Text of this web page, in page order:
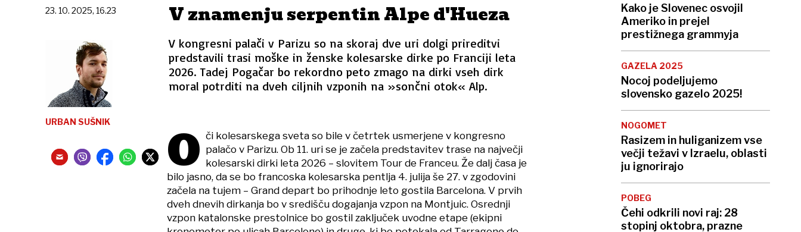
V znamenju serpentin Alpe d'Hueza
V kongresni palači v Parizu so na skoraj dve uri dolgi prireditvi
predstavili trasi moške in ženske kolesarske dirke po Franciji leta
2026. Tadej Pogačar bo rekordno peto zmago na dirki vseh dirk
moral potrditi na dveh ciljnih vzponih na »sončni otok« Alp.
23. 10. 2025, 16.23
URBAN SUŠNIK O či kolesarskega sveta so bile v četrtek usmerjene v kongresno
palačo v Parizu. Ob 11. uri se je začela predstavitev trase na največji
kolesarski dirki leta 2026 – slovitem Tour de Franceu. Že dalj časa je
bilo jasno, da se bo francoska kolesarska pentlja 4. julija še 27. v zgodovini
začela na tujem – Grand depart bo prihodnje leto gostila Barcelona. V prvih
dveh dnevih dirkanja bo v središču dogajanja vzpon na Montjuic. Osrednji
vzpon katalonske prestolnice bo gostil zaključek uvodne etape (ekipni
Kako je Slovenec osvojil
Ameriko in prejel
prestižnega grammyja
GAZELA 2025
Nocoj podeljujemo
slovensko gazelo 2025!
NOGOMET
Rasizem in huliganizem vse
večji težavi v Izraelu, oblasti
ju ignorirajo
POBEG
Čehi odkrili novi raj: 28
stopinj oktobra, prazne